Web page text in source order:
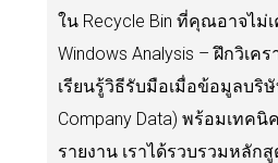
ใน Recycle Bin ที่คุณอาจไม่เ
Windows Analysis – ฝึกวิเค
เรียนรู้วิธีรับมือเมื่อข้อมูลบริ
Company Data) พร้อมเทคนิ
รายงาน เราได้รวบรวมหลัก